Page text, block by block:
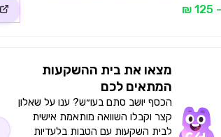
₪
מצאו את בית ההשקעות
המתאים לכם
הכסף יושב סתם בעו״ש? ענו על שאלון
קצר וקבלו השוואה מותאמת אישית
לבית השקעות עם הטבות בלעדיות